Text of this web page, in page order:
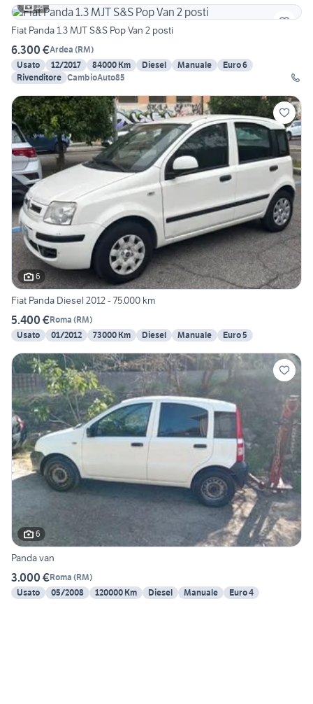
18
Fiat Panda 1.3 MJT S&S Pop Van 2 posti
6.300 €Ardea (RM)
Usato
12/2017 84000 Km Diesel Manuale
Euro 6
Rivenditore CambioAuto85
6
Fiat Panda Diesel 2012 - 75.000 km
5.400 €Roma (RM)
Usato
01/2012 73000 Km Diesel Manuale Euro 5
6
Panda van
3.000 €Roma (RM)
Usato
05/2008 120000 Km Diesel Manuale Euro 4